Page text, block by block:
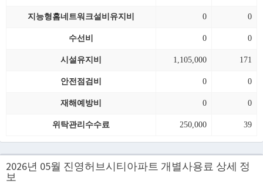
지능형홈네트워크설비유지비 0 0
수선비 0 0
시설유지비 1,105,000 171
안전점검비 0 0
재해예방비 0 0
위탁관리수수료 250,000 39
2026년 05월 진영허브시티아파트 개별사용료 상세 정
보